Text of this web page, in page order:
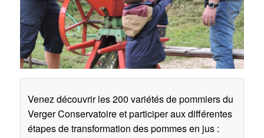
Venez découvrir les 200 variétés de pommiers du
Verger Conservatoire et participer aux différentes
étapes de transformation des pommes en jus :